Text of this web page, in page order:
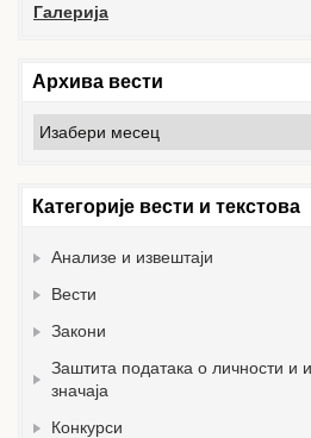
Галерија
Архива вести
Архива
вести
Категорије вести и текстова
Анализе и извештаји
Вести
Закони
Заштита података о личности и
значаја
Конкурси